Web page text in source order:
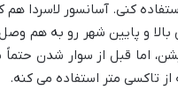
استفاده کنی. آسانسور لاسردا
و پایین شهر رو به هم
اما قبل از سوار شدن
تاکسی متر استفاده می کنه.